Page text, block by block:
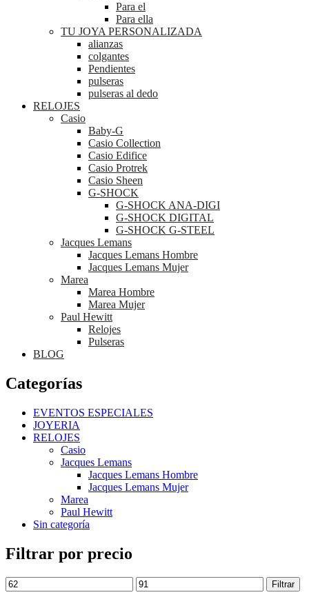
Para el
Para ella
TU JOYA PERSONALIZADA
alianzas
colgantes
Pendientes
pulseras
pulseras al dedo
RELOJES
Casio
Baby-G
Casio Collection
Casio Edifice
Casio Protrek
Casio Sheen
G-SHOCK
G-SHOCK ANA-DIGI
G-SHOCK DIGITAL
G-SHOCK G-STEEL
Jacques Lemans
Jacques Lemans Hombre
Jacques Lemans Mujer
Marea
Marea Hombre
Marea Mujer
Paul Hewitt
Relojes
Pulseras
BLOG
Categorías
EVENTOS ESPECIALES
JOYERIA
RELOJES
Casio
Jacques Lemans
Jacques Lemans Hombre
Jacques Lemans Mujer
Marea
Paul Hewitt
Sin categoría
Filtrar por precio
Filtrar